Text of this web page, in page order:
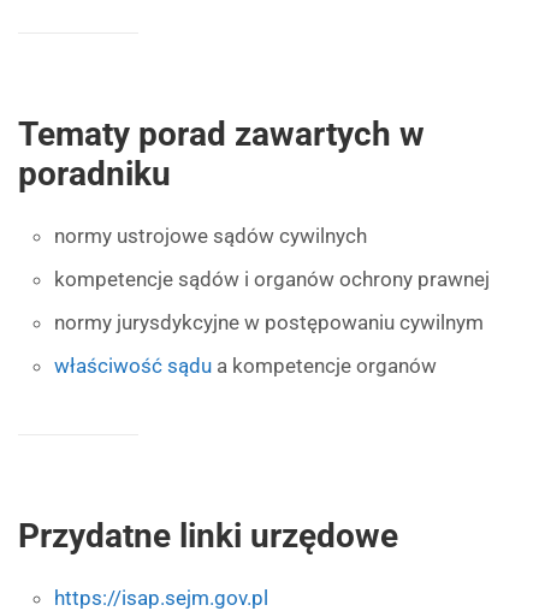
Tematy porad zawartych w
poradniku
normy ustrojowe sądów cywilnych
kompetencje sądów i organów ochrony prawnej
normy jurysdykcyjne w postępowaniu cywilnym
właściwość sądu a kompetencje organów
Przydatne linki urzędowe
https://isap.sejm.gov.pl